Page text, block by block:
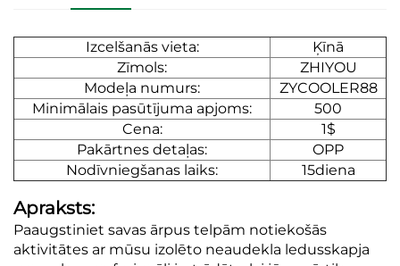
Izcelšanās vieta:
Ķīnā
Zīmols:
ZHIYOU
Modeļa numurs:
ZYCOOLER88
Minimālais pasūtījuma apjoms:
500
Cena:
1$
Pakārtnes detaļas:
OPP
Nodīvniegšanas laiks:
15diena
Apraksts:
Paaugstiniet savas ārpus telpām notiekošās
aktivitātes ar mūsu izolēto neaudekla ledusskapja